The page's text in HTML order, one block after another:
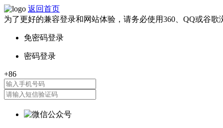
返回首页
为了更好的兼容登录和网站体验，请务必使用360、QQ或谷歌